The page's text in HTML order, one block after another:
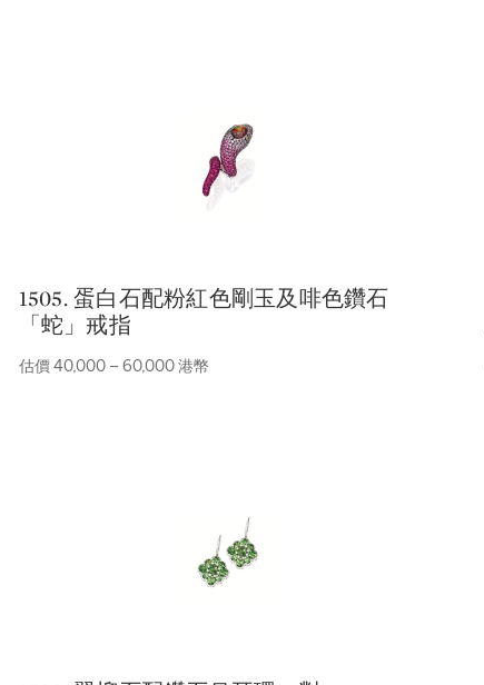
1505. 蛋白石配粉紅色剛玉及啡色鑽石
「蛇」戒指
估價 40,000 – 60,000 港幣